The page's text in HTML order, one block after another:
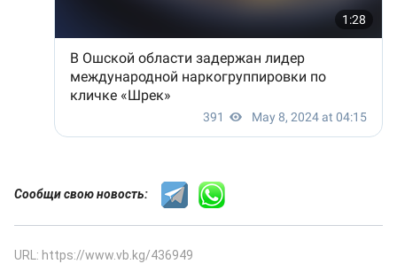
Сообщи свою новость:
URL: https://www.vb.kg/436949